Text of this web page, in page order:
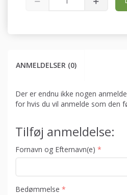
ANMELDELSER (0)
Der er endnu ikke nogen
for hvis du vil anmelde som den
Tilføj anmeldelse:
Fornavn og Efternavn(e)
Bedømmelse